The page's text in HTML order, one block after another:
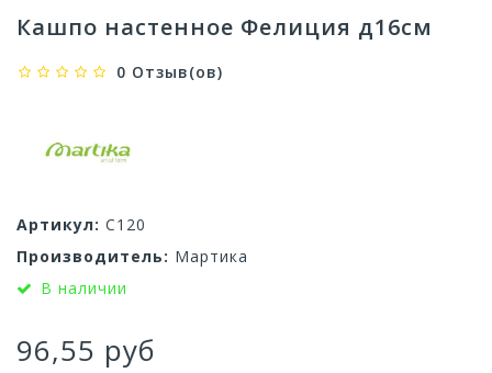
Кашпо настенное Фелиция д16см
0 Отзыв(ов)
Артикул: С120
Производитель: Мартика
В наличии
96,55 руб